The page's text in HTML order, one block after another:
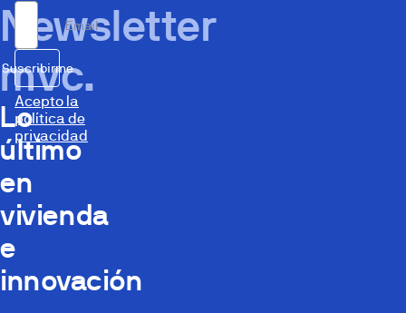
Newsletter
mvc.
Lo
último
en
vivienda
e
innovación
Email
Suscribirme
Acepto la
política de
privacidad